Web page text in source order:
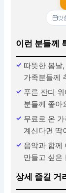
맞
이런 분들께
따뜻한 봄날
가족분들께
푸른 잔디
분들께 좋아
무료로 온
계신다면 딱
음악과 함께
만들고 싶은
상세 즐길 거